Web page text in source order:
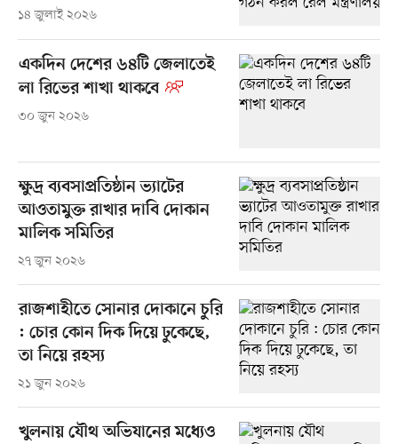
১৪ জুলাই ২০২৬
একদিন দেশের ৬৪টি জেলাতেই
লা রিভের শাখা থাকবে
৩০ জুন ২০২৬
ক্ষুদ্র ব্যবসাপ্রতিষ্ঠান ভ্যাটের
আওতামুক্ত রাখার দাবি দোকান
মালিক সমিতির
২৭ জুন ২০২৬
রাজশাহীতে সোনার দোকানে চুরি
: চোর কোন দিক দিয়ে ঢুকেছে,
তা নিয়ে রহস্য
২১ জুন ২০২৬
খুলনায় যৌথ অভিযানের মধ্যেও